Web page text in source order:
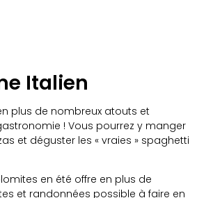
Italien
plus de nombreux atouts et
! Vous pourrez y manger
et déguster les « vraies » spaghetti
en été offre en plus de
et randonnées possible à faire en